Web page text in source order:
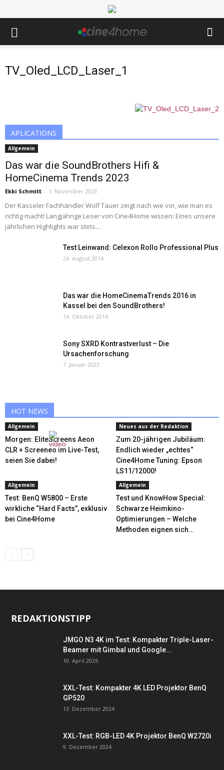
TV_Oled_LCD_Laser_1
APLICATIONS
Allgemein
Das war die SoundBrothers Hifi &
HomeCinema Trends 2023
Ekki Schmitt - 1. November 2023
Der Kasseler Fachhändler Wolf Tauer zeigt nach wie vor, wie man es
richtig macht! Langjährige Leser von Cine4Home wissen: Eines unsere
jährlichen Highlights war stets...
Test Leinwand: Celexon Rollo Professional Plus
26. August 2014
Das war die HomeCinemaTrends 2016 in
Kassel bei den SoundBrothers!
14. Oktober 2016
Sony SXRD Kontrastverlust – Die
Ursachenforschung
7. Januar 2023
HOT NEWS
Allgemein
Morgen: EliteScreens Aeon
CLR + Screeneo im Live-Test,
seien Sie dabei!
Neues aus der Redaktion
Zum 20-jährigen Jubiläum:
Endlich wieder „echtes“
Cine4Home Tuning: Epson
LS11/12000!
Allgemein
Test: BenQ W5800 – Erste
wirkliche “Hard Facts”, exklusiv
bei Cine4Home
Allgemein
Test und KnowHow Special:
Schwarze Heimkino-
Optimierungen – Welche
Methoden eignen sich...
REDAKTIONSTIPP
JMGO N3 4K im Test: Kompakter Triple-Laser-
Beamer mit Gimbal und Google...
10. April 2026
XXL-Test: Kompakter 4K LED Projektor BenQ
GP520
13. Dezember 2024
XXL-Test: RGB-LED 4K Projektor BenQ W2720i
9. Dezember 2024